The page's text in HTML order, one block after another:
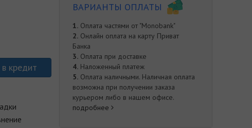
кредит
ВАРИАНТЫ ОПЛАТЫ
1. Оплата частями от "Monobank"
2. Онлайн оплата на карту Приват
Банка
3. Оплата при доставке
4. Наложенный платеж
5. Оплата наличными. Наличная оплата
возможна при получении заказа
курьером либо в нашем офисе.
подробнее